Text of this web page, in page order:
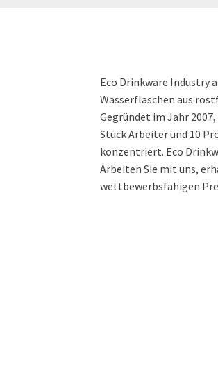
Eco Drinkware Industry
Wasserflaschen aus
Gegründet im Jahr
Stück Arbeiter und 10
konzentriert. Eco
Arbeiten Sie mit uns,
wettbewerbsfähigen